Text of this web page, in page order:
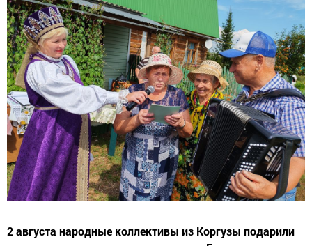
2 августа народные коллективы из Коргузы подарили